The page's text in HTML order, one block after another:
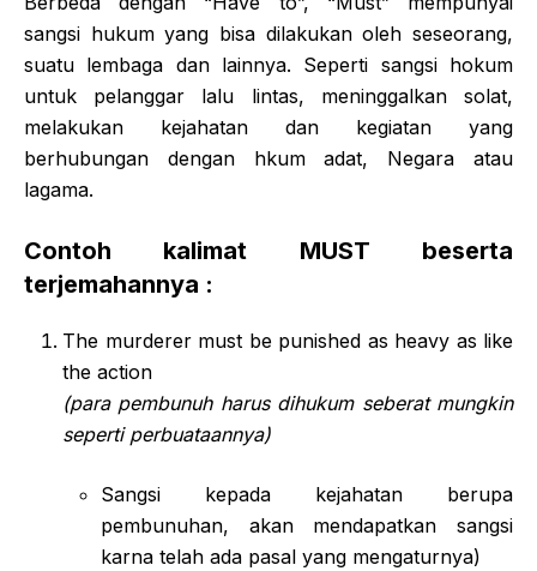
sangsi hukum yang bisa dilakukan oleh seseorang,
suatu lembaga dan lainnya. Seperti sangsi hokum
untuk pelanggar lalu lintas, meninggalkan solat,
melakukan kejahatan dan kegiatan yang
berhubungan dengan hkum adat, Negara atau
lagama.
Contoh kalimat MUST beserta
terjemahannya :
The murderer must be punished as heavy as like
the action
(para pembunuh harus dihukum seberat mungkin
seperti perbuataannya)
Sangsi kepada kejahatan berupa
pembunuhan, akan mendapatkan sangsi
karna telah ada pasal yang mengaturnya)